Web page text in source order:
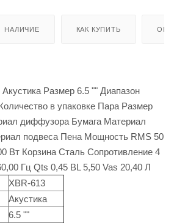
НАЛИЧИЕ КАК КУПИТЬ
Размер 6.5 "" Диапазон
в упаковке Пара Размер
диффузора Бумага Материал
подвеса Пена Мощность RMS 50
Вт Корзина Сталь Сопротивление 4
Гц Qts 0,45 BL 5,50 Vas 20,40 Л
XBR-613
Акустика
6.5 ""